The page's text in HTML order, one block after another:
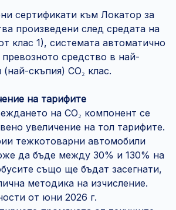
сертификати към Локатор за
произведени след средата на
клас 1), системата автоматично
средство в най-
скъпия) CO₂ клас.
на тарифите
на CO₂ компонент се
увеличение на тол тарифите.
тежкотоварни автомобили
да бъде между 30% и 130% на
също ще бъдат засегнати,
методика на изчисление.
от юни 2026 г.